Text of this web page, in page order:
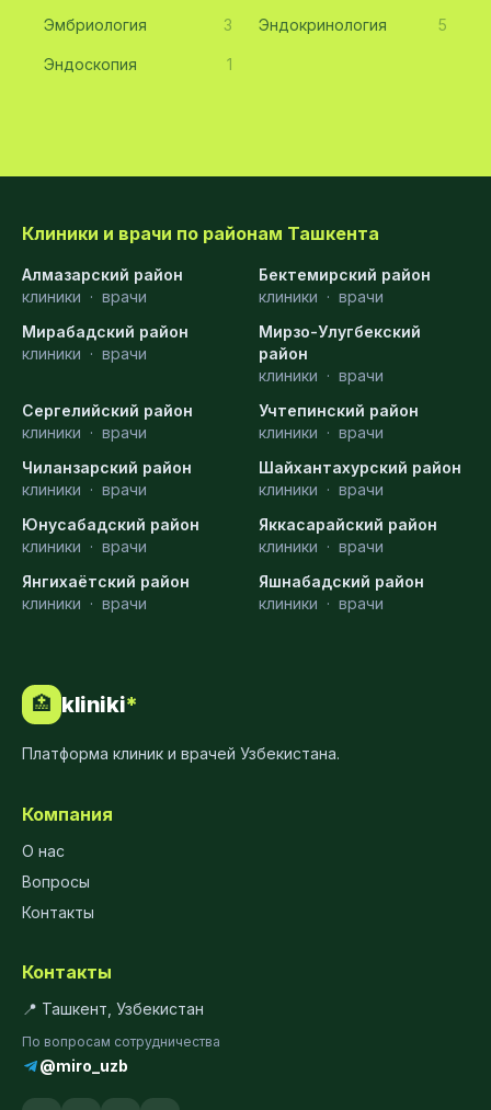
Эмбриология 3 Эндокринология 5
Эндоскопия 1
Клиники и врачи по районам Ташкента
Алмазарский район
клиники · врачи
Бектемирский район
клиники · врачи
Мирабадский район
клиники · врачи
Мирзо-Улугбекский
район
клиники · врачи
Сергелийский район
клиники · врачи
Учтепинский район
клиники · врачи
Чиланзарский район
клиники · врачи
Шайхантахурский район
клиники · врачи
Юнусабадский район
клиники · врачи
Яккасарайский район
клиники · врачи
Янгихаётский район
клиники · врачи
Яшнабадский район
клиники · врачи
🏥 kliniki*
Платформа клиник и врачей Узбекистана.
Компания
О нас
Вопросы
Контакты
Контакты
📍 Ташкент, Узбекистан
По вопросам сотрудничества
@miro_uzb